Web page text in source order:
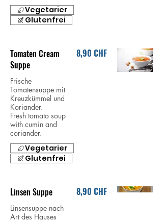
Vegetarier
Glutenfrei
Tomaten Cream
Suppe
Frische
Tomatensuppe mit
Kreuzkümmel und
Koriander.
Fresh tomato soup
with cumin and
coriander.
8,90 CHF
Vegetarier
Glutenfrei
Linsen Suppe
Linsensuppe nach
Art des Hauses
8,90 CHF